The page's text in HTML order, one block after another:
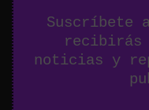
Suscríbete
recibirás
noticias y